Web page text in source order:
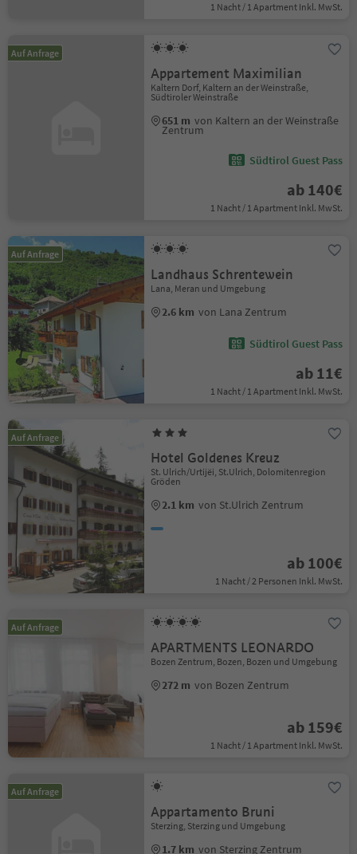
1 Nacht / 1 Apartment Inkl. MwSt.
Auf Anfrage
Appartement Maximilian
Kaltern Dorf, Kaltern an der Weinstraße,
Südtiroler Weinstraße
651 m von Kaltern an der Weinstraße
Zentrum
Südtirol Guest Pass
ab 140€
1 Nacht / 1 Apartment Inkl. MwSt.
Auf Anfrage
Landhaus Schrentewein
Lana, Meran und Umgebung
2.6 km von Lana Zentrum
Südtirol Guest Pass
ab 11€
1 Nacht / 1 Apartment Inkl. MwSt.
Auf Anfrage
Hotel Goldenes Kreuz
St. Ulrich/Urtijëi, St.Ulrich, Dolomitenregion
Gröden
2.1 km von St.Ulrich Zentrum
ab 100€
1 Nacht / 2 Personen Inkl. MwSt.
Auf Anfrage
APARTMENTS LEONARDO
Bozen Zentrum, Bozen, Bozen und Umgebung
272 m von Bozen Zentrum
ab 159€
1 Nacht / 1 Apartment Inkl. MwSt.
Auf Anfrage
Appartamento Bruni
Sterzing, Sterzing und Umgebung
1.7 km von Sterzing Zentrum